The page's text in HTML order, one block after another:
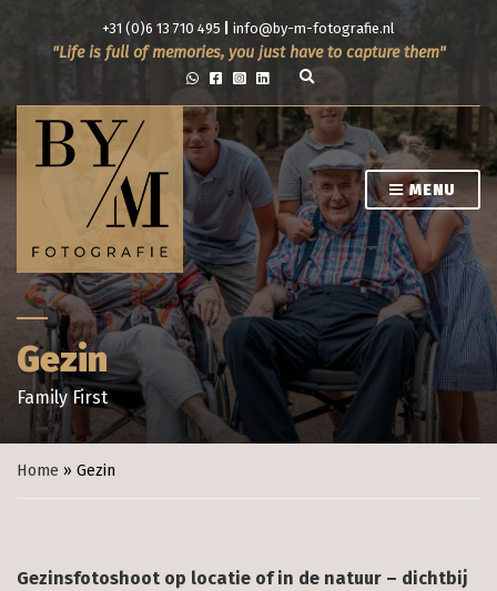
+31 (0)6 13 710 495 info@by-m-fotografie.nl
Life is full of memories, you just have to capture them
E
p
a
n
d
s
e
a
r
c
h
f
o
m
MENU
Gezin
Family First
Home » Gezin
Gezinsfotoshoot op locatie of in de natuur – dichtbij